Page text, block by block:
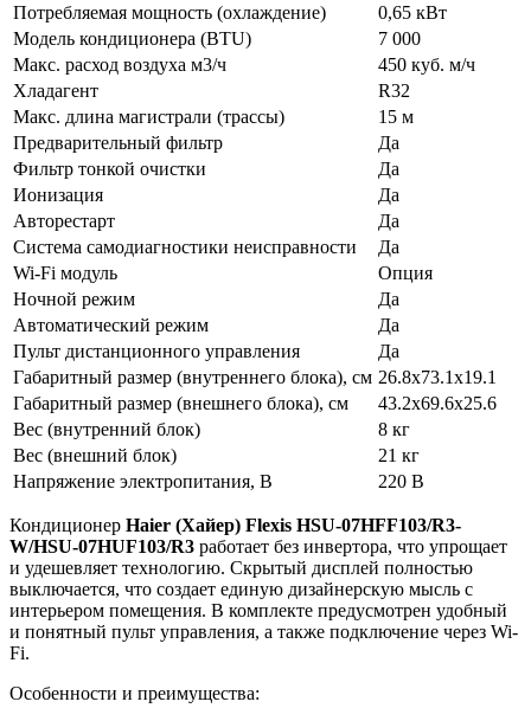
Потребляемая мощность (охлаждение)
0,65 кВт
Модель кондиционера (BTU)
7 000
Макс. расход воздуха м3/ч
450 куб. м/ч
Хладагент
R32
Макс. длина магистрали (трассы)
15 м
Предварительный фильтр
Да
Фильтр тонкой очистки
Да
Ионизация
Да
Авторестарт
Да
Система самодиагностики неисправности
Да
Wi-Fi модуль
Опция
Ночной режим
Да
Автоматический режим
Да
Пульт дистанционного управления
Да
Габаритный размер (внутреннего блока), см 26.8x73.1x19.1
Габаритный размер (внешнего блока), см
43.2x69.6x25.6
Вес (внутренний блок)
8 кг
Вес (внешний блок)
21 кг
Напряжение электропитания, В
220 В
Кондиционер Haier (Хайер) Flexis HSU-07HFF103/R3-
W/HSU-07HUF103/R3 работает без инвертора, что упрощает
и удешевляет технологию. Скрытый дисплей полностью
выключается, что создает единую дизайнерскую мысль с
интерьером помещения. В комплекте предусмотрен удобный
и понятный пульт управления, а также подключение через Wi-
Fi.
Особенности и преимущества: